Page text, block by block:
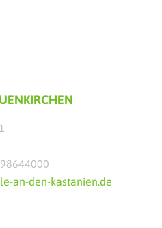
an-den-kastanien.de